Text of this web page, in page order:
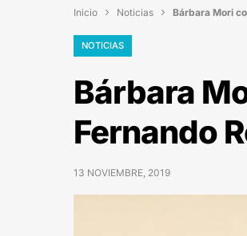
Inicio  Noticias  Bárbara Mori
NOTICIAS
Bárbara
Fernando
13 NOVIEMBRE, 2019